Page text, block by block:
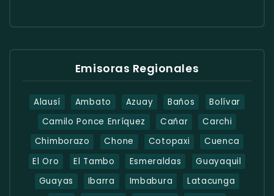
Emisoras Regionales
Alausí Ambato Azuay Baños
Bolívar
Camilo Ponce Enríquez
Cañar
Carchi
Chimborazo
Chone Cotopaxi
Cuenca
El Oro
El Tambo Esmeraldas
Guayaquil
Guayas
Ibarra Imbabura
Latacunga